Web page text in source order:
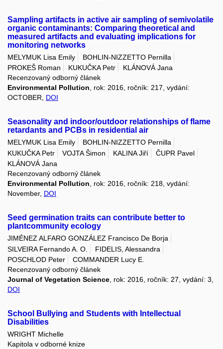
Sampling artifacts in active air sampling of semivolatile
organic contaminants: Comparing theoretical and
measured artifacts and evaluating implications for
monitoring networks
MELYMUK Lisa Emily
BOHLIN-NIZZETTO Pernilla
PROKEŠ Roman
KUKUČKA Petr
KLÁNOVÁ Jana
Recenzovaný odborný článek
Environmental Pollution , rok: 2016, ročník: 217, vydání:
OCTOBER, DOI
Seasonality and indoor/outdoor relationships of flame
retardants and PCBs in residential air
MELYMUK Lisa Emily
BOHLIN-NIZZETTO Pernilla
KUKUČKA Petr
VOJTA Šimon KALINA Jiří
ČUPR Pavel
KLÁNOVÁ Jana
Recenzovaný odborný článek
Environmental Pollution , rok: 2016, ročník: 218, vydání:
November, DOI
Seed germination traits can contribute better to
plantcommunity ecology
JIMÉNEZ ALFARO GONZÁLEZ Francisco De Borja
SILVEIRA Fernando A. O.
FIDELIS, Alessandra
POSCHLOD Peter
COMMANDER Lucy E.
Recenzovaný odborný článek
Journal of Vegetation Science , rok: 2016, ročník: 27, vydání: 3,
DOI
School Bullying and Students with Intellectual
Disabilities
WRIGHT Michelle
Kapitola v odborné knize